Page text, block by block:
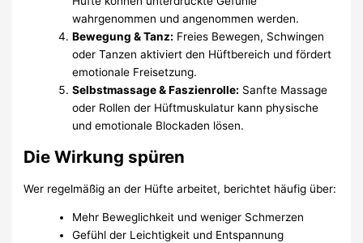
wahrgenommen und angenommen werden.
Bewegung & Tanz: Freies Bewegen, Schwingen
oder Tanzen aktiviert den Hüftbereich und fördert
emotionale Freisetzung.
Selbstmassage & Faszienrolle: Sanfte Massage
oder Rollen der Hüftmuskulatur kann physische
und emotionale Blockaden lösen.
Die Wirkung spüren
Wer regelmäßig an der Hüfte arbeitet, berichtet häufig über:
Mehr Beweglichkeit und weniger Schmerzen
Gefühl der Leichtigkeit und Entspannung